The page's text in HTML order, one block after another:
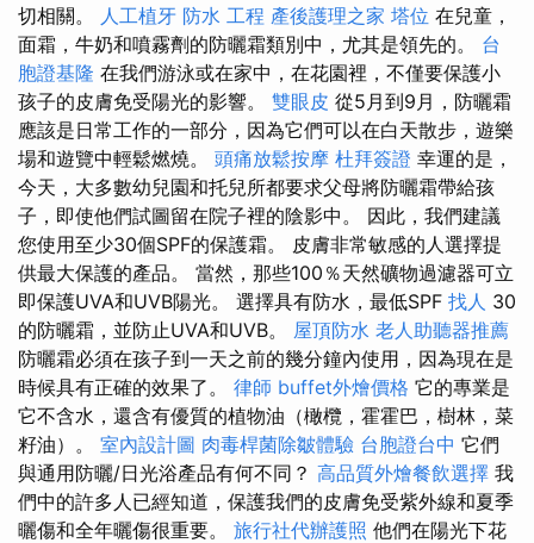
切相關。 人工植牙 防水 工程 產後護理之家 塔位 在兒童，
面霜，牛奶和噴霧劑的防曬霜類別中，尤其是領先的。 台
胞證基隆 在我們游泳或在家中，在花園裡，不僅要保護小
孩子的皮膚免受陽光的影響。 雙眼皮 從5月到9月，防曬霜
應該是日常工作的一部分，因為它們可以在白天散步，遊樂
場和遊覽中輕鬆燃燒。 頭痛放鬆按摩 杜拜簽證 幸運的是，
今天，大多數幼兒園和托兒所都要求父母將防曬霜帶給孩
子，即使他們試圖留在院子裡的陰影中。 因此，我們建議
您使用至少30個SPF的保護霜。 皮膚非常敏感的人選擇提
供最大保護的產品。 當然，那些100％天然礦物過濾器可立
即保護UVA和UVB陽光。 選擇具有防水，最低SPF 找人 30
的防曬霜，並防止UVA和UVB。 屋頂防水 老人助聽器推薦
防曬霜必須在孩子到一天之前的幾分鐘內使用，因為現在是
時候具有正確的效果了。 律師 buffet外燴價格 它的專業是
它不含水，還含有優質的植物油（橄欖，霍霍巴，樹林，菜
籽油）。 室內設計圖 肉毒桿菌除皺體驗 台胞證台中 它們
與通用防曬/日光浴產品有何不同？ 高品質外燴餐飲選擇 我
們中的許多人已經知道，保護我們的皮膚免受紫外線和夏季
曬傷和全年曬傷很重要。 旅行社代辦護照 他們在陽光下花